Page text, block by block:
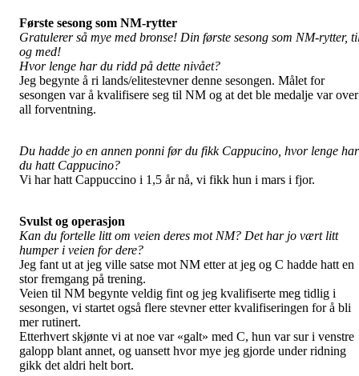
Første sesong som NM-rytter
Gratulerer så mye med bronse! Din første sesong som NM-rytter,
og med!
Hvor lenge har du ridd på dette nivået?
Jeg begynte å ri lands/elitestevner denne sesongen. Målet for
sesongen var å kvalifisere seg til NM og at det ble medalje var over
all forventning.
Du hadde jo en annen ponni før du fikk Cappucino, hvor lenge har
du hatt Cappucino?
Vi har hatt Cappuccino i 1,5 år nå, vi fikk hun i mars i fjor.
Svulst og operasjon
Kan du fortelle litt om veien deres mot NM? Det har jo vært litt
humper i veien for dere?
Jeg fant ut at jeg ville satse mot NM etter at jeg og C hadde hatt en
stor fremgang på trening.
Veien til NM begynte veldig fint og jeg kvalifiserte meg tidlig i
sesongen, vi startet også flere stevner etter kvalifiseringen for å bli
mer rutinert.
Etterhvert skjønte vi at noe var «galt» med C, hun var sur i venstre
galopp blant annet, og uansett hvor mye jeg gjorde under ridning
gikk det aldri helt bort.